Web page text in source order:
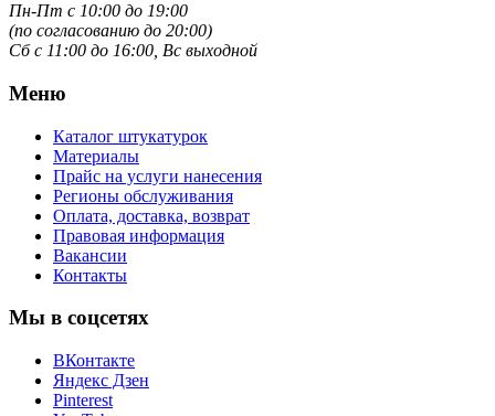
Пн-Пт с 10:00 до 19:00
(по согласованию до 20:00)
Сб с 11:00 до 16:00, Вс выходной
Меню
Каталог штукатурок
Материалы
Прайс на услуги нанесения
Регионы обслуживания
Оплата, доставка, возврат
Правовая информация
Вакансии
Контакты
Мы в соцсетях
ВКонтакте
Яндекс Дзен
Pinterest